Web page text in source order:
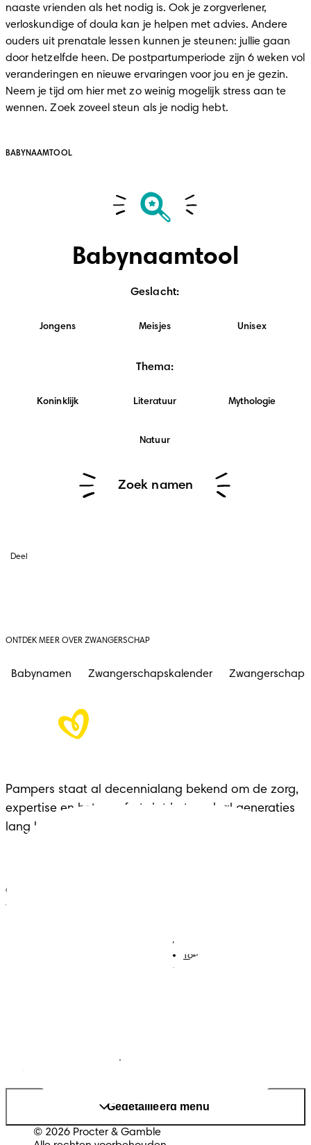
naaste vrienden als het nodig is. Ook je zorgverlener,
verloskundige of doula kan je helpen met advies. Andere
ouders uit prenatale lessen kunnen je steunen: jullie gaan
door hetzelfde heen. De postpartumperiode zijn 6 weken vol
veranderingen en nieuwe ervaringen voor jou en je gezin.
Neem je tijd om hier met zo weinig mogelijk stress aan te
wennen. Zoek zoveel steun als je nodig hebt.
BABYNAAMTOOL
Babynaamtool
Geslacht:
Jongens Meisjes Unisex
Thema:
Koninklijk Literatuur Mythologie
Natuur
Zoek namen
Deel
ONTDEK MEER OVER ZWANGERSCHAP
Babynamen Zwangerschapskalender
Pampers staat al decennialang bekend om de zorg,
expertise en het comfort dat het merk al generaties
lang biedt aan gezinnen in elke belangrijke fase.
ONZE HULPMIDDELEN VOOR
JOUW ZWANGERSCHAP
Toegankelijkheidsverklaring
Gedetailleerd menu
© 2026 Procter & Gamble